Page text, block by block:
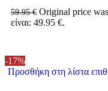
59.95€ Original price
είναι: 49.95 €.
-17%
Προσθήκη στη λίστα